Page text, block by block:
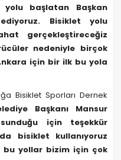
başlatan Başkan
Bisiklet yolu
gerçekleştireceğiz
nedeniyle birçok
için bir ilk bu yola
Bisiklet Sporları Dernek
Başkanı Mansur
için teşekkür
bisiklet kullanıyoruz
bu yollar bizim için çok